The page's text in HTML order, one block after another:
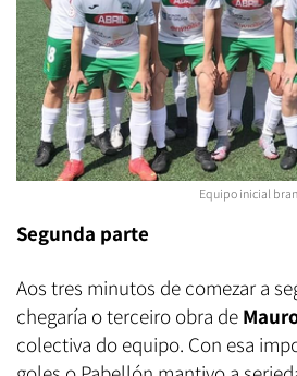
Equipo inicial
Segunda parte
Aos tres minutos de comezar a
chegaría o terceiro obra de
colectiva do equipo. Con esa